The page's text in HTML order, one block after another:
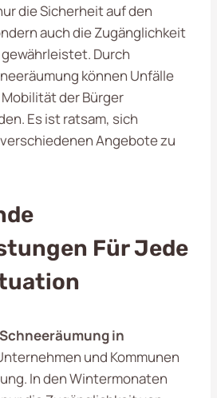
die Sicherheit auf den
auch die Zugänglichkeit
Durch
können Unfälle
der Bürger
Es ist ratsam, sich
Angebote zu
Für Jede
Schneeräumung in
und Kommunen
In den Wintermonaten